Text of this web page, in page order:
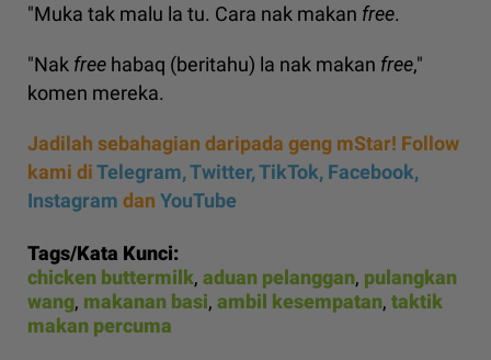
"Muka tak malu la tu. Cara nak makan free.
"Nak free habaq (beritahu) la nak makan free,"
komen mereka.
Jadilah sebahagian daripada geng mStar! Follow
kami diTelegram,Twitter,TikTok, Facebook,
Instagram dan YouTube
Tags/Kata Kunci:
chicken buttermilk, aduan pelanggan, pulangkan
wang, makanan basi, ambil kesempatan, taktik
makan percuma